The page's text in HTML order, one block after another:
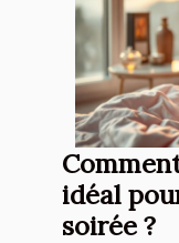
idéal
soirée ?